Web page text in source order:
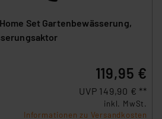
Auflistung der einzelnen
oder Einstellungen“ abrufbar. Sie
nicht notwendiger Cookies
Sie jederzeit unter dem
anpassen oder widerrufen.
Speicherung, Abrufung und
Daten zur Auswertung und
Set Gartenbewässerung,
119,95 €
UVP 149,90 € **
inkl. MwSt.
Informationen zu Versandkosten